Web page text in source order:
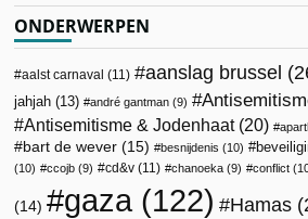
ONDERWERPEN
aalst carnaval (11) aanslag brussel
jahjah (13) andré gantman (9)
Antisemitisme & Jodenhaat(20)
bart de wever (15) besnijdenis (10)
(10)
ccojb (9) cd&v (11) chanoeka (9) conflict
(14) gaza (122) Hamas